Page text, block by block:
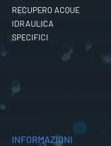
RECUPERO ACQUE
IDRAULICA
SPECIFICI
INFORMAZIONI